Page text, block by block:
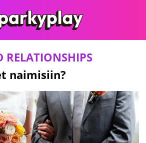
RELATIONSHIPS
naimisiin?